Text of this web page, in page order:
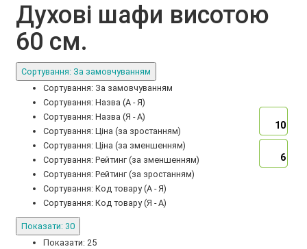
Духові шафи висотою
60 см.
Сортування: За замовчуванням
Сортування: За замовчуванням
Сортування: Назва (А - Я)
Сортування: Назва (Я - А)
Сортування: Ціна (за зростанням)
Сортування: Ціна (за зменшенням)
Сортування: Рейтинг (за зменшенням)
Сортування: Рейтинг (за зростанням)
Сортування: Код товару (А - Я)
Сортування: Код товару (Я - А)
Показати: 30
Показати: 25
10
6
10
6
10
6
10
6